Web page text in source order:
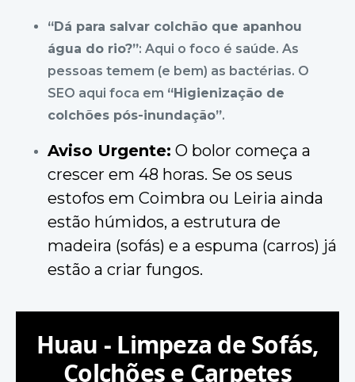
“Dá para salvar colchão que apanhou
água do rio?”: Aqui o foco é saúde. As
pessoas temem (e bem) as bactérias. O
SEO aqui foca em “Higienização de
colchões pós-inundação”.
Aviso Urgente: O bolor começa a
crescer em 48 horas. Se os seus
estofos em Coimbra ou Leiria ainda
estão húmidos, a estrutura de
madeira (sofás) e a espuma (carros) já
estão a criar fungos.